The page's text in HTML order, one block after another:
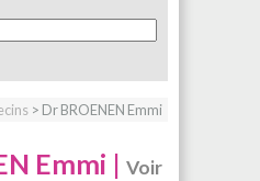
> Dr BROENEN Emmi
Emmi | Voir